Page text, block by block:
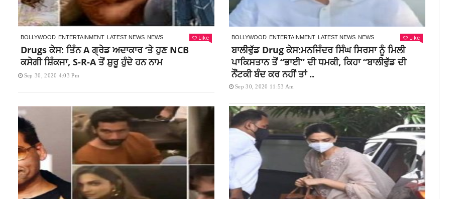
BOLLYWOOD ENTERTAINMENT LATEST NEWS NEWS Like
Drugs ਕੇਸ: ਤਿੰਨ A ਗ੍ਰੇਡ ਅਦਾਕਾਰ ‘ਤੇ ਹੁਣ NCB
ਕਸੇਗੀ ਸ਼ਿੰਕਜਾ, S-R-A ਤੋਂ ਸ਼ੁਰੂ ਹੁੰਦੇ ਹਨ ਨਾਮ
Sep 30, 2020 4:03 Pm
BOLLYWOOD ENTERTAINMENT LATEST NEWS NEWS Like
ਬਾਲੀਵੁੱਡ Drug ਕੇਸ:ਮਨਜਿੰਦਰ ਸਿੰਘ ਸਿਰਸਾ ਨੂੰ ਮਿਲੀ
ਪਾਕਿਸਤਾਨ ਤੋਂ “ਭਾਈ” ਦੀ ਧਮਕੀ, ਕਿਹਾ “ਬਾਲੀਵੁੱਡ ਦੀ
ਨੌਂਟਕੀ ਬੰਦ ਕਰ ਨਹੀਂ ਤਾਂ ..
Sep 30, 2020 11:53 Am